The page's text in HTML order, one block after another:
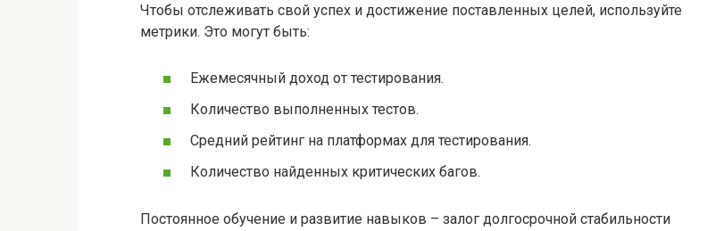
Чтобы отслеживать свой успех и достижение поставленных целей, используйте
метрики. Это могут быть:
Ежемесячный доход от тестирования.
Количество выполненных тестов.
Средний рейтинг на платформах для тестирования.
Количество найденных критических багов.
Постоянное обучение и развитие навыков – залог долгосрочной стабильности